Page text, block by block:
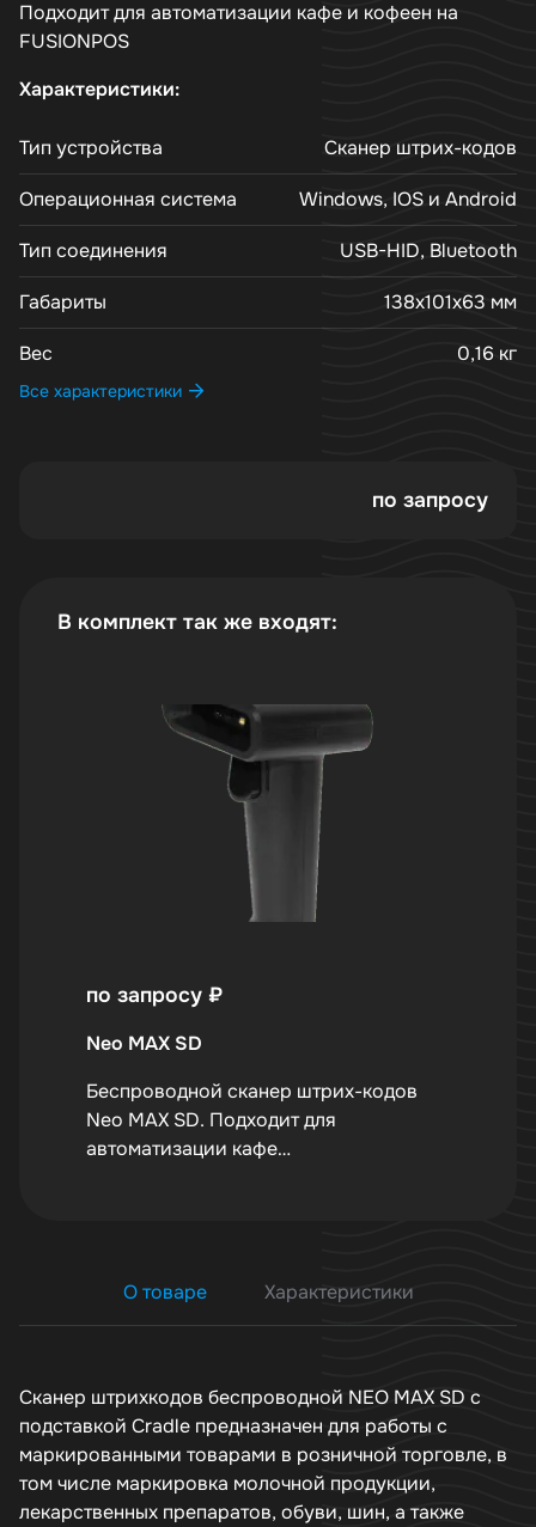
Подходит для автоматизации кафе и кофеен на
FUSIONPOS
Характеристики:
Тип устройства Сканер штрих-кодов
Операционная система Windows, IOS и Android
Тип соединения USB-HID, Bluetooth
Габариты 138x101x63 мм
Вес 0,16 кг
Все характеристики
по запросу
В комплект так же входят:
по запросу ₽
Neo MAX SD
Беспроводной сканер штрих-кодов
Neo MAX SD. Подходит для
автоматизации кафе…
О товаре Характеристики
Сканер штрихкодов беспроводной NEO MAX SD c
подставкой Cradle предназначен для работы с
маркированными товарами в розничной торговле, в
том числе маркировка молочной продукции,
лекарственных препаратов, обуви, шин, а также